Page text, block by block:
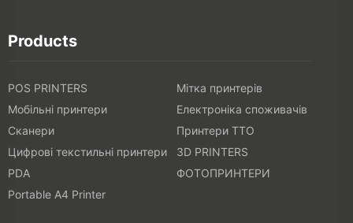
Products
POS PRINTERS
Мітка принтерів
Мобільні принтери
Електроніка споживачів
Сканери
Принтери TTO
Цифрові текстильні принтери
3D PRINTERS
PDA
ФОТОПРИНТЕРИ
Portable A4 Printer